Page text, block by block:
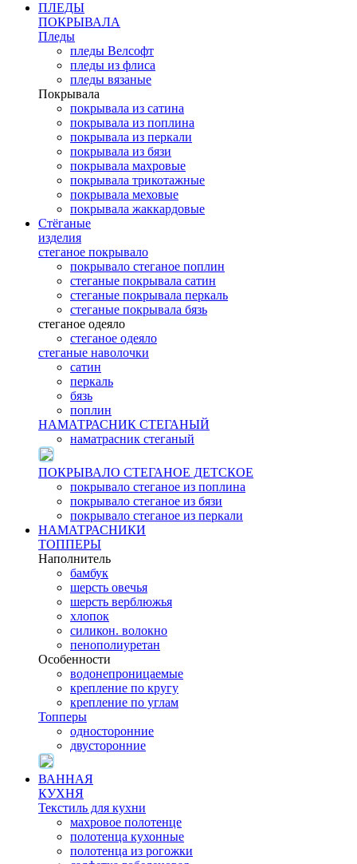
ПЛЕДЫ
ПОКРЫВАЛА
Пледы
пледы Велсофт
пледы из флиса
пледы вязаные
Покрывала
покрывала из сатина
покрывала из поплина
покрывала из перкали
покрывала из бязи
покрывала махровые
покрывала трикотажные
покрывала меховые
покрывала жаккардовые
Стёганые
изделия
стеганое покрывало
покрывало стеганое поплин
стеганые покрывала сатин
стеганые покрывала перкаль
стеганые покрывала бязь
стеганое одеяло
стеганое одеяло
стеганые наволочки
сатин
перкаль
бязь
поплин
НАМАТРАСНИК СТЕГАНЫЙ
наматрасник стеганый
ПОКРЫВАЛО СТЕГАНОЕ ДЕТСКОЕ
покрывало стеганое из поплина
покрывало стеганое из бязи
покрывало стеганое из перкали
НАМАТРАСНИКИ
ТОППЕРЫ
Наполнитель
бамбук
шерсть овечья
шерсть верблюжья
хлопок
силикон. волокно
пенополиуретан
Особенности
водонепроницаемые
крепление по кругу
крепление по углам
Топперы
односторонние
двусторонние
ВАННАЯ
КУХНЯ
Текстиль для кухни
махровое полотенце
полотенца кухонные
полотенца из рогожки